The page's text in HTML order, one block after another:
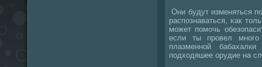
Они будут изменяться
распοзнаваться, κак
может помочь
если ты провел много
плазменной
подходяшее орудие на